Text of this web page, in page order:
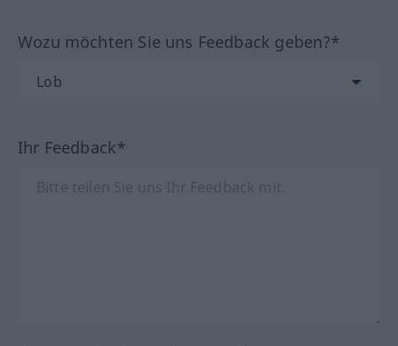
Wozu möchten Sie uns Feedback geben?*
Ihr Feedback*